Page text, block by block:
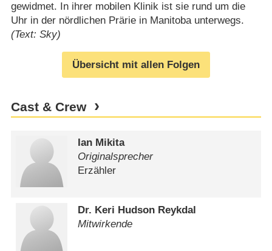
gewidmet. In ihrer mobilen Klinik ist sie rund um die
Uhr in der nördlichen Prärie in Manitoba unterwegs.
(Text: Sky)
Übersicht mit allen Folgen
Cast & Crew
Ian Mikita
Originalsprecher
Erzähler
Dr. Keri Hudson Reykdal
Mitwirkende